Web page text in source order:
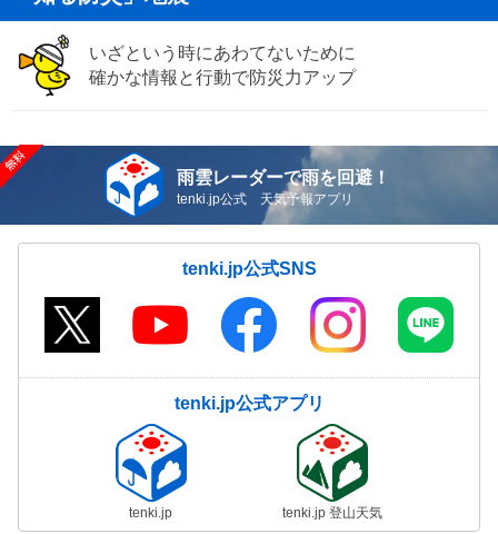
いざという時にあわてないために
確かな情報と行動で防災力アップ
雨雲レーダーで雨を回避！
tenki.jp公式 天気予報アプリ
tenki.jp公式SNS
tenki.jp公式アプリ
tenki.jp tenki.jp 登山天気